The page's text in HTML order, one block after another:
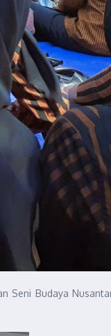
Seni Budaya